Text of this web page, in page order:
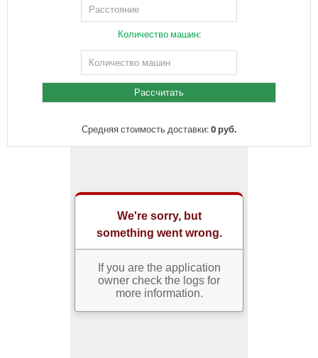
Количество машин:
Средняя стоимость доставки:0 руб.